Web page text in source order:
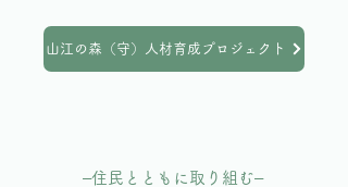
山江の森（守）人材育成プロジェクト
​–住民とともに取り組む–